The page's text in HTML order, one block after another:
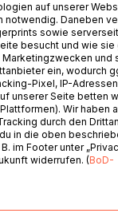
verliert
Erfahrung in
in der
den Hinduismus,
es die
die uns helfen
zu erleben. Die
auf unserer
notwendig. Daneben
sowie
besucht und wie
und
ein, wodurch
Pixel, IP-
unserer Seite betten
Wir haben
durch den
in die oben
im Footer unter
widerrufen. (BoD-